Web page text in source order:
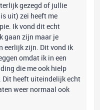
gezegd of jullie
uit) zei heeft me
Ik vond dit echt
gaan zijn maar je
eerlijk zijn. Dit vond ik
omdat ik in een
die me ook hielp
heeft uiteindelijk echt
weer normaal ook